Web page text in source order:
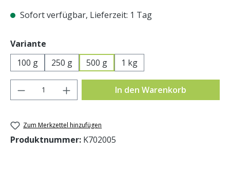
Sofort verfügbar, Lieferzeit: 1 Tag
Variante
100 g
250 g 500 g 1 kg
Produkt Anzahl: Gib den gewünschten
In den Warenkorb
Zum Merkzettel hinzufügen
Produktnummer: K702005